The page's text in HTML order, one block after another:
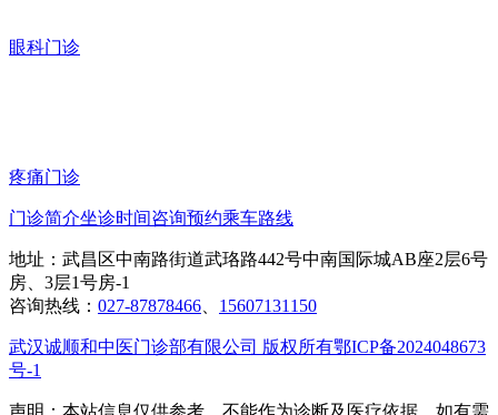
眼科门诊
疼痛门诊
门诊简介坐诊时间咨询预约乘车路线
地址：武昌区中南路街道武珞路442号中南国际城AB座2层6号
房、3层1号房-1
咨询热线： 027-87878466 15607131150
武汉诚顺和中医门诊部有限公司 版权所有鄂ICP备2024048673
号-1